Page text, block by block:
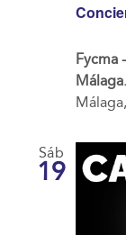
Fycma
Málaga.
Sáb
19